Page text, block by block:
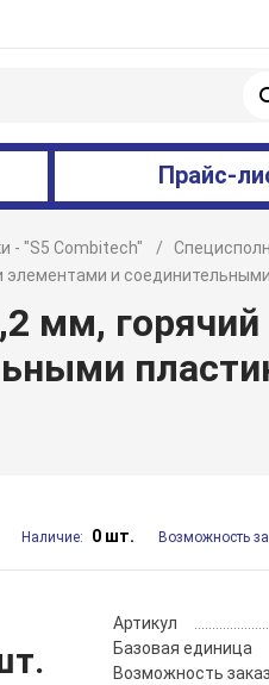
Прайс-
- "S5 Combitech"
элементами и
мм,
Наличие: 0 шт. Возможность
Артикул
Базовая единица
Возможность